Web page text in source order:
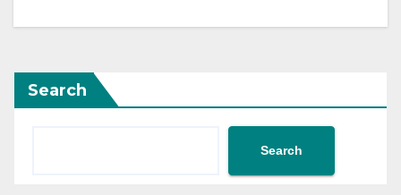
Search
Search